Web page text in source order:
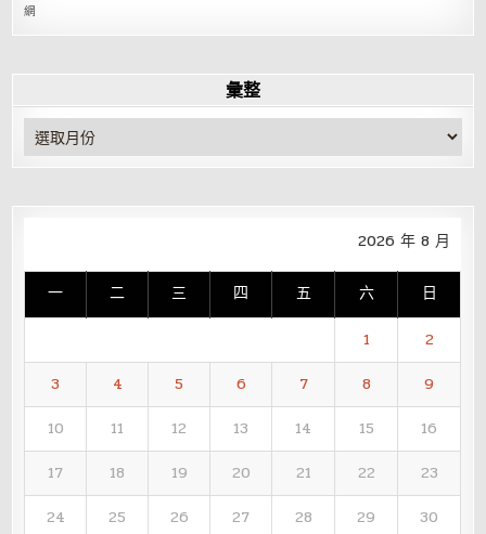
網
彙整
彙
整
2026 年 8 月
一 二 三 四 五 六 日
1
2
3
4 5 6 7 8
9
10
11 12 13 14 15
16
17
18 19 20 21 22
23
24
25 26 27 28 29
30